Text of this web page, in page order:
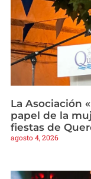
La Asociación
papel de la
fiestas de
agosto 4, 2026